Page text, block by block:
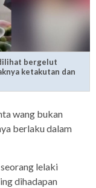
bergelut
ketakutan dan
wang bukan
berlaku dalam
lelaki
dihadapan